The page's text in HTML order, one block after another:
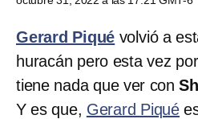
Gerard Piqué volvió a
huracán pero esta vez
tiene nada que ver con
Y es que, Gerard Piqué